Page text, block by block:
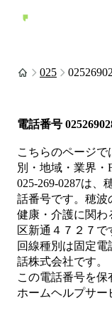
025
電話番号
こちらのページで
別・地域・業界・
025-269-0287は、
話番号です。 穂波
健康・介護に関わ
区新通４７２７ で
回線種別は固定電
話株式会社です。
この電話番号を
ホームヘルプサー